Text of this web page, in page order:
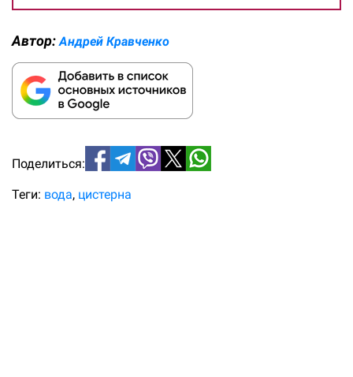
Автор: Андрей Кравченко
Поделиться:
Теги: вода цистерна